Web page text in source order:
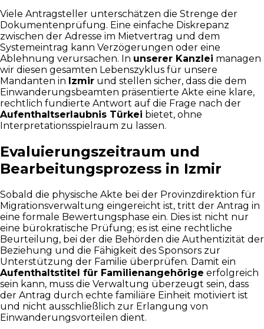
Viele Antragsteller unterschätzen die Strenge der
Dokumentenprüfung. Eine einfache Diskrepanz
zwischen der Adresse im Mietvertrag und dem
Systemeintrag kann Verzögerungen oder eine
Ablehnung verursachen. In unserer Kanzlei managen
wir diesen gesamten Lebenszyklus für unsere
Mandanten in Izmir und stellen sicher, dass die dem
Einwanderungsbeamten präsentierte Akte eine klare,
rechtlich fundierte Antwort auf die Frage nach der
Aufenthaltserlaubnis Türkei bietet, ohne
Interpretationsspielraum zu lassen.
Evaluierungszeitraum und
Bearbeitungsprozess in Izmir
Sobald die physische Akte bei der Provinzdirektion für
Migrationsverwaltung eingereicht ist, tritt der Antrag in
eine formale Bewertungsphase ein. Dies ist nicht nur
eine bürokratische Prüfung; es ist eine rechtliche
Beurteilung, bei der die Behörden die Authentizität der
Beziehung und die Fähigkeit des Sponsors zur
Unterstützung der Familie überprüfen. Damit ein
Aufenthaltstitel für Familienangehörige erfolgreich
sein kann, muss die Verwaltung überzeugt sein, dass
der Antrag durch echte familiäre Einheit motiviert ist
und nicht ausschließlich zur Erlangung von
Einwanderungsvorteilen dient.